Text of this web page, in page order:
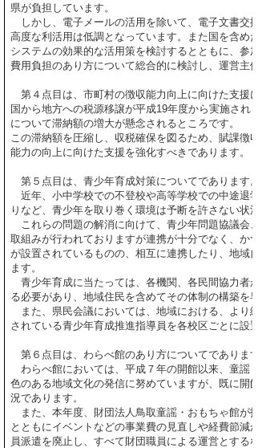
県が負担しています。
しかし、電子メールの活用を除いて、電子文書交
高度な利活用は低調となっています。また国を含
システムの効果的な活用策を検討するとともに、参
費用負担のあり方について総合的に検討し、運営主
第４点目は、市町村の徴収能力向上に向けた支援
国から地方への税源移譲が平成19年度から実施さ
について滞納額の増大が懸念されるところです。
この滞納額を圧縮し、収税確保を図るため、賦課徴
能力の向上に向けた支援を強化すべきであります。
第５点目は、青少年育成対策についてであります。
近年、小中学校での不登校や高等学校での中途退
りなど、青少年を取り巻く環境は予断を許さない状
これらの問題の解消に向けて、青少年問題協議会
取組みが行われておりますが連携が十分でなく、か
が設置されているものの、相互に連携したり、地域
ます。
青少年育成に当たっては、各機関、各民間協力者
る必要があり、地域住民を含めてその体制の構築を
また、県民会議においては、地域における、より
されている青少年育成推進指導員を各校区ごとに設
第６点目は、わらべ館のあり方についてであります
わらべ館においては、平成７年の開館以来、童謡
色のある地域文化の発信に努めていますが、既に開
況であります。
また、本年度、財団法人鳥取童謡・おもちゃ館が
とともにイベントなどの事業費の見直しや経費節
員派遣を廃止し、すべて財団職員による運営とする